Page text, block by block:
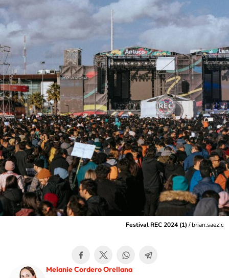
Festival REC 2024 (1) /brian.saez.c
Melanie Cordero Orellana